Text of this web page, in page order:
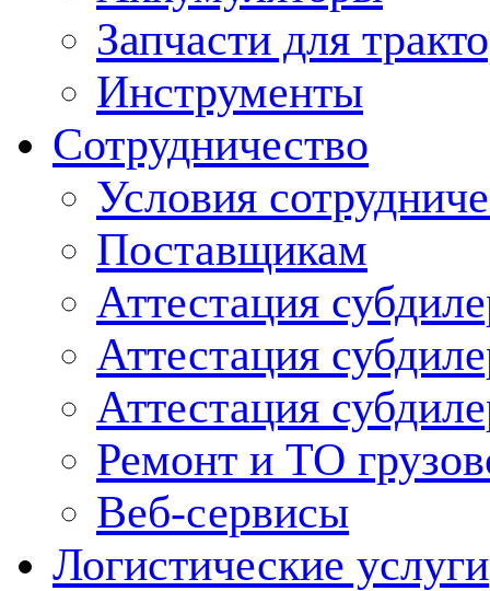
Запчасти для
Инструменты
Сотрудничество
Условия
Поставщикам
Аттестация
Аттестация
Аттестация
Ремонт и ТО
Веб-сервисы
Логистические услуги